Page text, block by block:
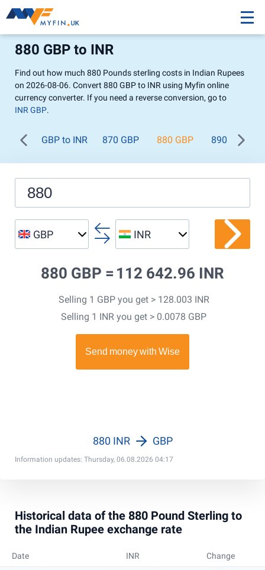
880 GBP to INR
Find out how much 880 Pounds sterling costs in Indian Rupees
on 2026-08-06. Convert 880 GBP to INR using Myfin online
currency converter. If you need a reverse conversion, go to
INR GBP.
GBP to INR 870 GBP 880 GBP 890 GBP
GBP INR
880 GBP = 112 642.96 INR
Selling 1 GBP you get > 128.003 INR
Selling 1 INR you get > 0.0078 GBP
Information updates: Thursday, 06.08.2026 04:17
880 INR GBP
Historical data of the 880 Pound Sterling to
the Indian Rupee exchange rate
Date INR Change